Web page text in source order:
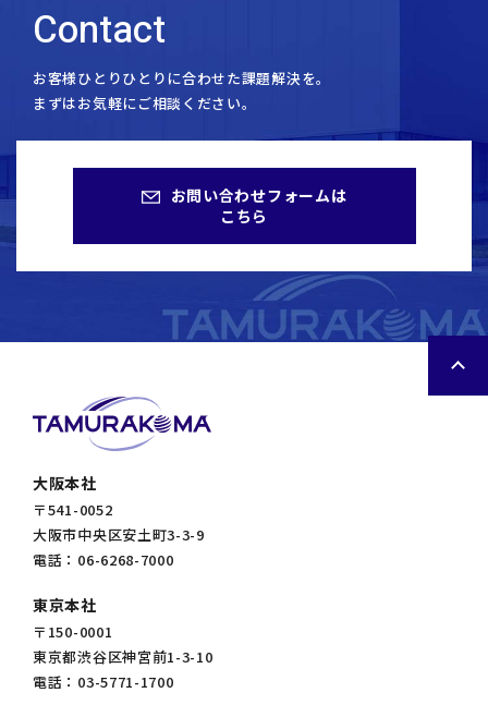
Contact
お客様ひとりひとりに合わせた課題解決を。
まずはお気軽にご相談ください。
お問い合わせフォームは
こちら
大阪本社
〒541-0052
大阪市中央区安土町3-3-9
電話：06-6268-7000
東京本社
〒150-0001
東京都渋谷区神宮前1-3-10
電話：03-5771-1700